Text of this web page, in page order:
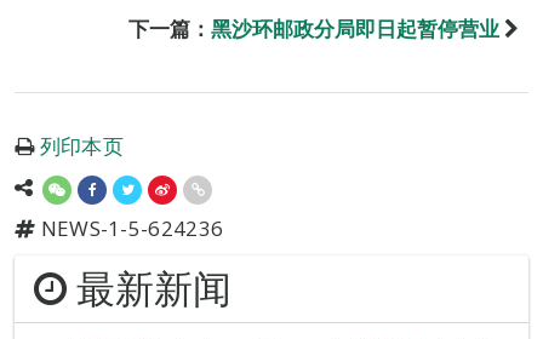
下一篇： 黑沙环邮政分局即日起暂停营业
列印本页
NEWS-1-5-624236
最新新闻